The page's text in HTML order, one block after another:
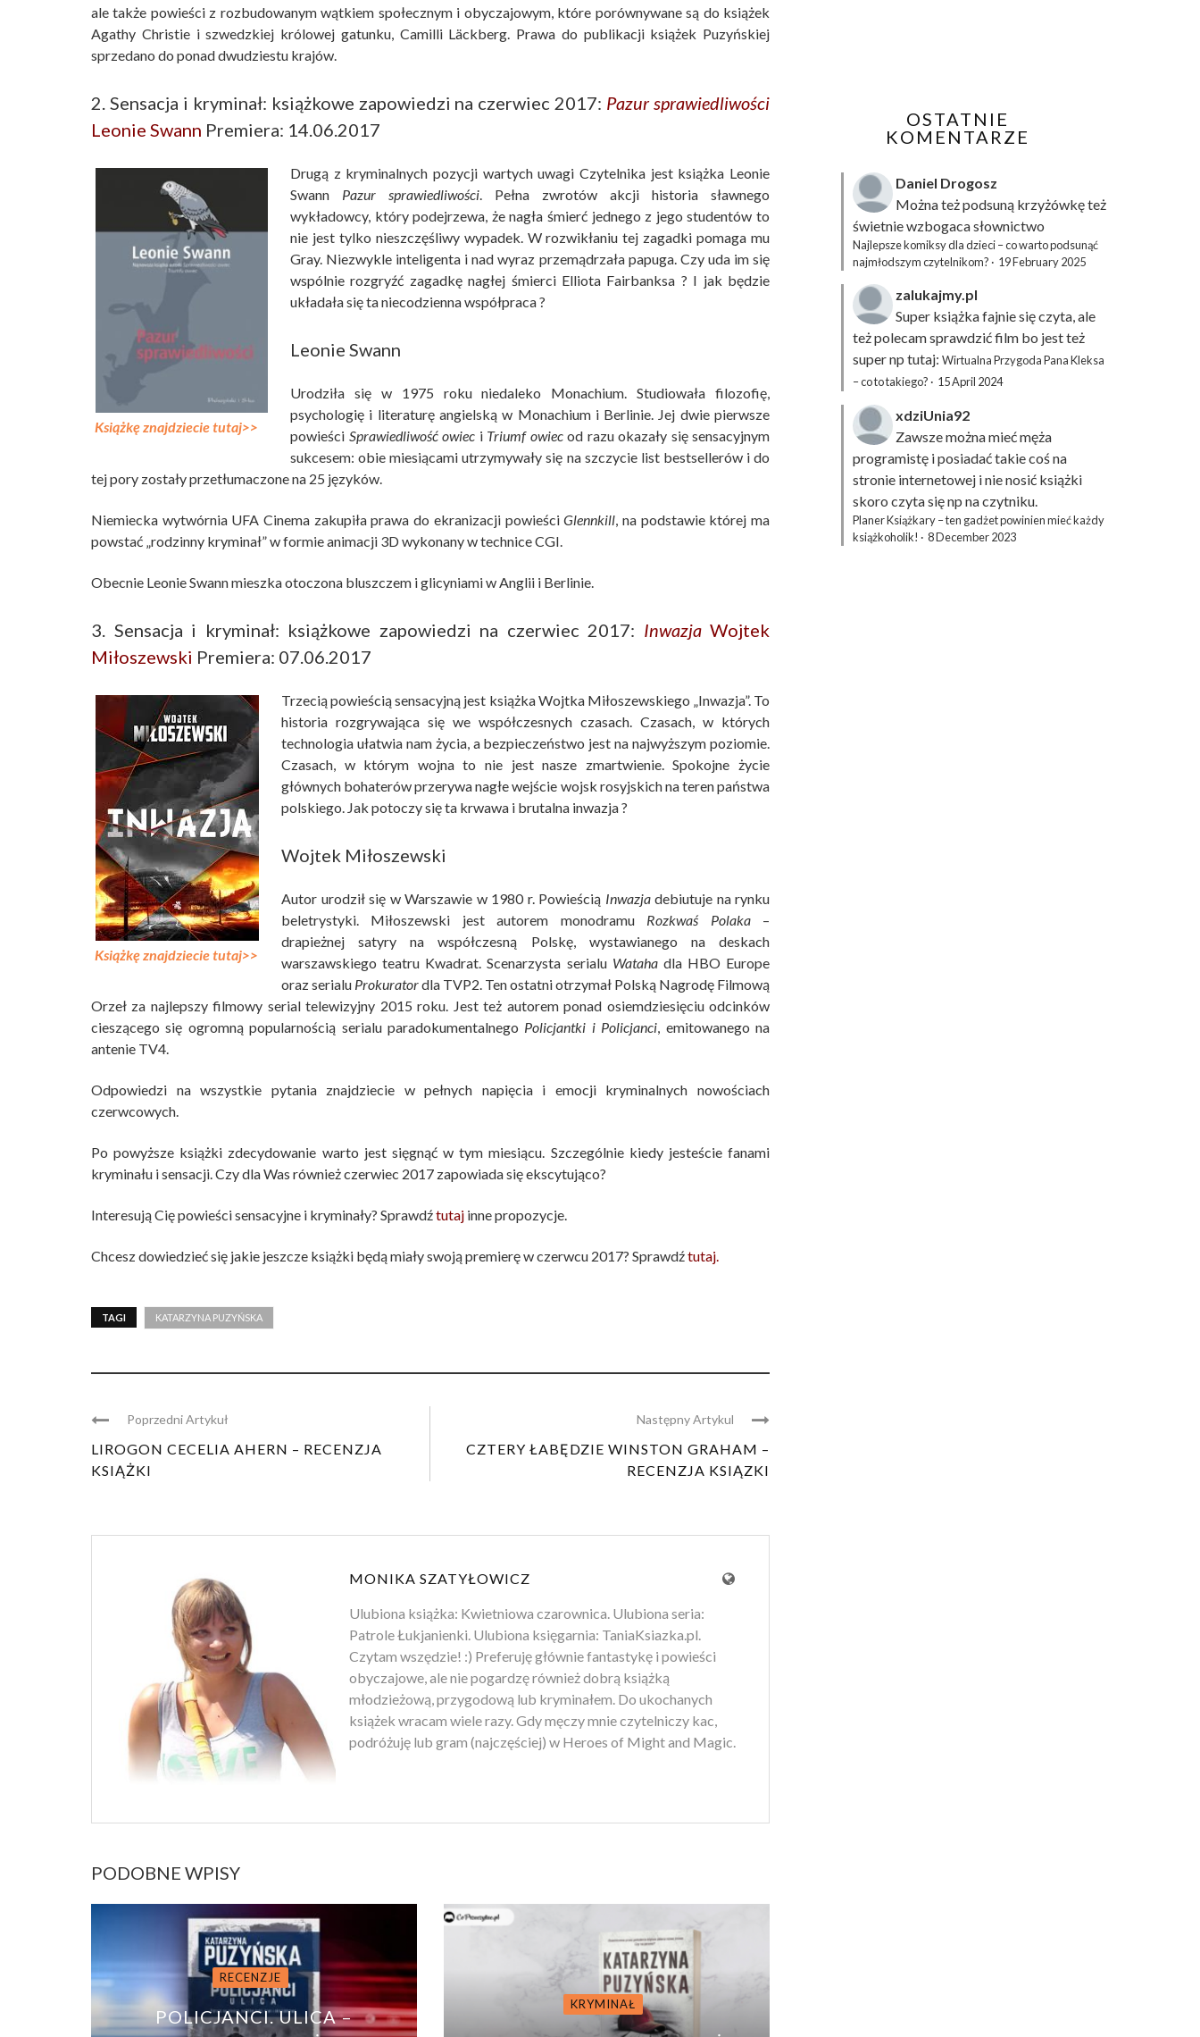
ale także powieści z rozbudowanym wątkiem społecznym i obyczajowym, które porównywane są do książek
Agathy Christie i szwedzkiej królowej gatunku, Camilli Läckberg. Prawa do publikacji książek Puzyńskiej
sprzedano do ponad dwudziestu krajów.
2. Sensacja i kryminał: książkowe zapowiedzi na czerwiec 2017: Pazur sprawiedliwości
Leonie Swann Premiera: 14.06.2017
Książkę znajdziecie tutaj>>
Drugą z kryminalnych pozycji wartych uwagi Czytelnika jest książka Leonie
Swann Pazur sprawiedliwości. Pełna zwrotów akcji historia sławnego
wykładowcy, który podejrzewa, że nagła śmierć jednego z jego studentów to
nie jest tylko nieszczęśliwy wypadek. W rozwikłaniu tej zagadki pomaga mu
Gray. Niezwykle inteligenta i nad wyraz przemądrzała papuga. Czy uda im się
wspólnie rozgryźć zagadkę nagłej śmierci Elliota Fairbanksa ? I jak będzie
układała się ta niecodzienna współpraca ?
Leonie Swann
Urodziła się w 1975 roku niedaleko Monachium. Studiowała filozofię,
psychologię i literaturę angielską w Monachium i Berlinie. Jej dwie pierwsze
powieści Sprawiedliwość owiec i Triumf owiecod razu okazały się sensacyjnym
sukcesem: obie miesiącami utrzymywały się na szczycie list bestsellerów i do
tej pory zostały przetłumaczone na 25 języków.
Niemiecka wytwórnia UFA Cinema zakupiła prawa do ekranizacji powieściGlennkill, na podstawie której ma
powstać „rodzinny kryminał” w formie animacji 3D wykonany w technice CGI.
Obecnie Leonie Swann mieszka otoczona bluszczem i glicyniami w Anglii i Berlinie.
3. Sensacja i kryminał: książkowe zapowiedzi na czerwiec 2017: InwazjaWojtek
Miłoszewski Premiera: 07.06.2017
Książkę znajdziecie tutaj>>
Trzecią powieścią sensacyjną jest książka Wojtka Miłoszewskiego „Inwazja”. To
historia rozgrywająca się we współczesnych czasach. Czasach, w których
technologia ułatwia nam życia, a bezpieczeństwo jest na najwyższym poziomie.
Czasach, w którym wojna to nie jest nasze zmartwienie. Spokojne życie
głównych bohaterów przerywa nagłe wejście wojsk rosyjskich na teren państwa
polskiego. Jak potoczy się ta krwawa i brutalna inwazja ?
Wojtek Miłoszewski
Autor urodził się w Warszawie w 1980 r. Powieścią Inwazjadebiutuje na rynku
beletrystyki. Miłoszewski jest autorem monodramu Rozkwaś Polaka–
drapieżnej satyry na współczesną Polskę, wystawianego na deskach
warszawskiego teatru Kwadrat. Scenarzysta serialu Watahadla HBO Europe
oraz serialu Prokuratordla TVP2. Ten ostatni otrzymał Polską Nagrodę Filmową
Orzeł za najlepszy filmowy serial telewizyjny 2015 roku. Jest też autorem ponad osiemdziesięciu odcinków
cieszącego się ogromną popularnością serialu paradokumentalnego Policjantki i Policjanci, emitowanego na
antenie TV4.
Odpowiedzi na wszystkie pytania znajdziecie w pełnych napięcia i emocji kryminalnych nowościach
czerwcowych.
Po powyższe książki zdecydowanie warto jest sięgnąć w tym miesiącu. Szczególnie kiedy jesteście fanami
kryminału i sensacji. Czy dla Was również czerwiec 2017 zapowiada się ekscytująco?
Interesują Cię powieści sensacyjne i kryminały? Sprawdźtutaj inne propozycje.
Chcesz dowiedzieć się jakie jeszcze książki będą miały swoją premierę w czerwcu 2017? Sprawdźtutaj.
TAGI KATARZYNA PUZYŃSKA
Poprzedni Artykuł
LIROGON CECELIA AHERN – RECENZJA
KSIĄŻKI
Następny Artykul
CZTERY ŁABĘDZIE WINSTON GRAHAM –
RECENZJA KSIĄZKI
MONIKA SZATYŁOWICZ
Ulubiona książka: Kwietniowa czarownica. Ulubiona seria:
Patrole Łukjanienki. Ulubiona księgarnia: TaniaKsiazka.pl.
Czytam wszędzie! :) Preferuję głównie fantastykę i powieści
obyczajowe, ale nie pogardzę również dobrą książką
młodzieżową, przygodową lub kryminałem. Do ukochanych
książek wracam wiele razy. Gdy męczy mnie czytelniczy kac,
podróżuję lub gram (najczęściej) w Heroes of Might and Magic.
PODOBNE WPISY
RECENZJE
POLICJANCI. ULICA –
KRYMINAŁ
OSTATNIE
KOMENTARZE
Daniel Drogosz
Można też podsuną krzyżówkęteż
świetnie wzbogaca słownictwo
Najlepsze komiksy dla dzieci – co warto podsunąć
najmłodszym czytelnikom? · 19 February 2025
zalukajmy.pl
Super książka fajnie się czyta, ale
też polecam sprawdzić film bo jest też
super np tutaj: Wirtualna Przygoda Pana Kleksa
– co to takiego? · 15 April 2024
xdziUnia92
Zawsze można mieć męża
programistę i posiadać takie coś na
stronie internetowej i nie nosić książki
skoro czyta się np na czytniku.
Planer Książkary – ten gadżet powinien mieć każdy
książkoholik! · 8 December 2023